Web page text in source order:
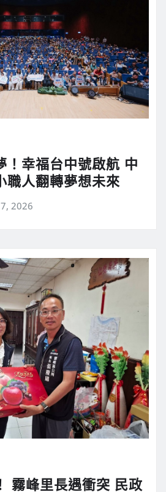
！幸福台中號啟航 中
職人翻轉夢想未來
2026
霧峰里長遇衝突 民政